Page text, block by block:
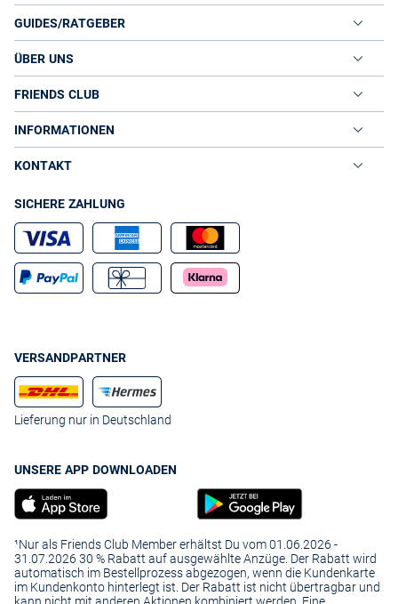
GUIDES/RATGEBER
ÜBER UNS
FRIENDS CLUB
INFORMATIONEN
KONTAKT
SICHERE ZAHLUNG
VERSANDPARTNER
Lieferung nur in Deutschland
UNSERE APP DOWNLOADEN
¹Nur als Friends Club Member erhältst Du vom 01.06.2026 -
31.07.2026 30 % Rabatt auf ausgewählte Anzüge. Der Rabatt wird
automatisch im Bestellprozess abgezogen, wenn die Kundenkarte
im Kundenkonto hinterlegt ist. Der Rabatt ist nicht übertragbar und
kann nicht mit anderen Aktionen kombiniert werden. Eine